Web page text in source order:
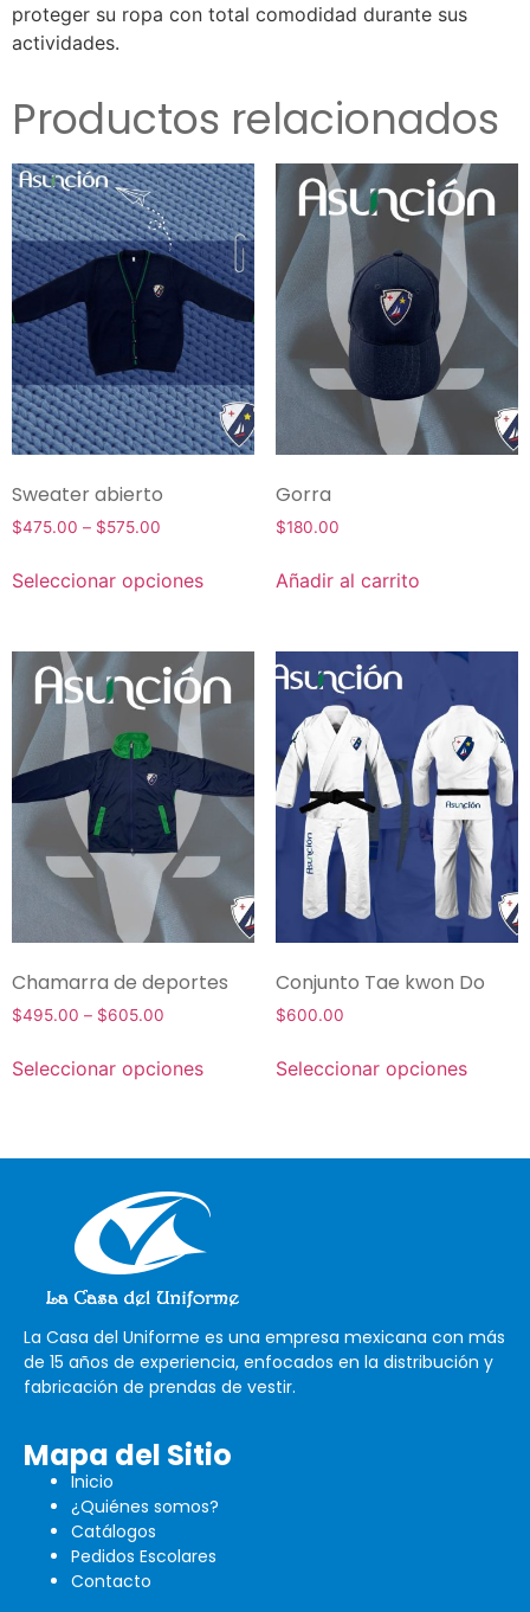
proteger su ropa con total comodidad durante sus
actividades.
Productos relacionados
Sweater abierto
$475.00 – $575.00
Seleccionar opciones
Gorra
$180.00
Añadir al carrito
Chamarra de deportes
$495.00 – $605.00
Seleccionar opciones
Conjunto Tae kwon Do
$600.00
Seleccionar opciones
La Casa del Uniforme es una empresa mexicana con más
de 15 años de experiencia, enfocados en la distribución y
fabricación de prendas de vestir.
Mapa del Sitio
Inicio
¿Quiénes somos?
Catálogos
Pedidos Escolares
Contacto